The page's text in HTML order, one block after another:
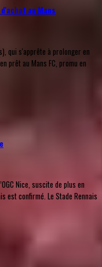
au Mans
qui s'apprête à prolonger en
prêt au Mans FC, promu en
Nice, suscite de plus en
est confirmé. Le Stade Rennais